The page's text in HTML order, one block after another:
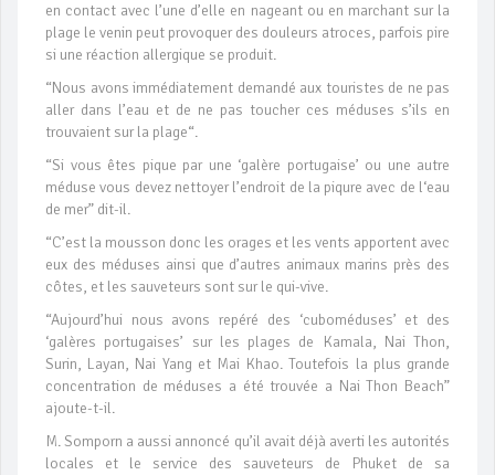
en contact avec l’une d’elle en nageant ou en marchant sur la
plage le venin peut provoquer des douleurs atroces, parfois pire
si une réaction allergique se produit.
“Nous avons immédiatement demandé aux touristes de ne pas
aller dans l’eau et de ne pas toucher ces méduses s’ils en
trouvaient sur la plage“.
“Si vous êtes pique par une ‘galère portugaise’ ou une autre
méduse vous devez nettoyer l’endroit de la piqure avec de l‘eau
de mer” dit-il.
“C’est la mousson donc les orages et les vents apportent avec
eux des méduses ainsi que d’autres animaux marins près des
côtes, et les sauveteurs sont sur le qui-vive.
“Aujourd’hui nous avons repéré des ‘cuboméduses’ et des
‘galères portugaises’ sur les plages de Kamala, Nai Thon,
Surin, Layan, Nai Yang et Mai Khao. Toutefois la plus grande
concentration de méduses a été trouvée a Nai Thon Beach”
ajoute-t-il.
M. Somporn a aussi annoncé qu’il avait déjà averti les autorités
locales et le service des sauveteurs de Phuket de sa